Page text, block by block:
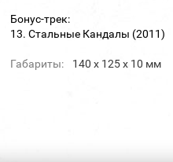
Бонус-трек:
13. Стальные Кандалы (2011)
Габариты: 140 х 125 х 10 мм